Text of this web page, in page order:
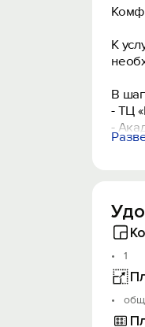
К
В
- ТЦ
-
-
-
Для
- Чай
-
-
-
1